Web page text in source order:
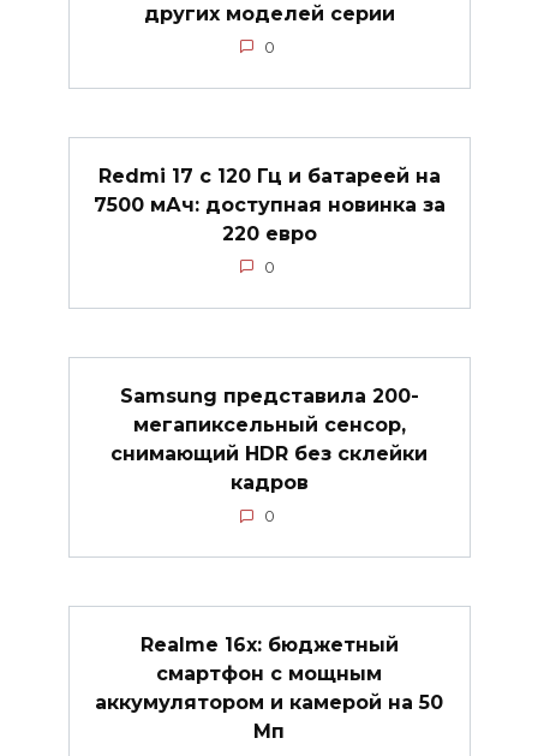
других моделей серии
0
Redmi 17 с 120 Гц и батареей на
7500 мАч: доступная новинка за
220 евро
0
Samsung представила 200-
мегапиксельный сенсор,
снимающий HDR без склейки
кадров
0
Realme 16x: бюджетный
смартфон с мощным
аккумулятором и камерой на 50
Мп